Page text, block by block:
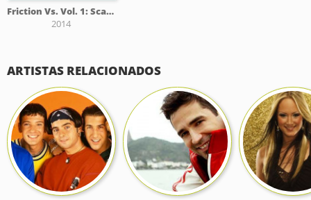
Friction Vs. Vol. 1: Scatter / Battle Scars
2014
ARTISTAS RELACIONADOS